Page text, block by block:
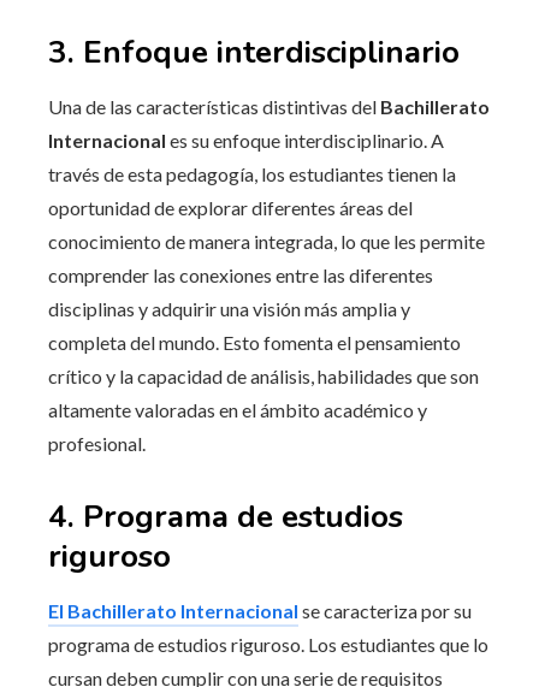
3. Enfoque interdisciplinario
Una de las características distintivas del Bachillerato
Internacional es su enfoque interdisciplinario. A
través de esta pedagogía, los estudiantes tienen la
oportunidad de explorar diferentes áreas del
conocimiento de manera integrada, lo que les permite
comprender las conexiones entre las diferentes
disciplinas y adquirir una visión más amplia y
completa del mundo. Esto fomenta el pensamiento
crítico y la capacidad de análisis, habilidades que son
altamente valoradas en el ámbito académico y
profesional.
4. Programa de estudios
riguroso
El Bachillerato Internacional se caracteriza por su
programa de estudios riguroso. Los estudiantes que lo
cursan deben cumplir con una serie de requisitos